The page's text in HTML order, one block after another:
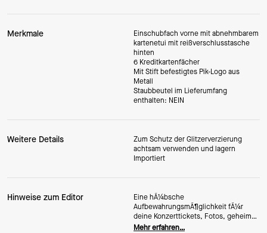
Merkmale
Einschubfach vorne mit abnehmbarem
kartenetui mit reißverschlusstasche
hinten
6 Kreditkartenfächer
Mit Stift befestigtes Pik-Logo aus
Metall
Staubbeutel im Lieferumfang
enthalten: NEIN
Weitere Details
Zum Schutz der Glitzerverzierung
achtsam verwenden und lagern
Importiert
Hinweise zum Editor
Eine hÃ¼bsche
AufbewahrungsmÃ¶glichkeit fÃ¼r
deine Konzerttickets, Fotos, geheime
LiebesbotschaftenÂ â€¦ ach ja, und
Mehr erfahren…